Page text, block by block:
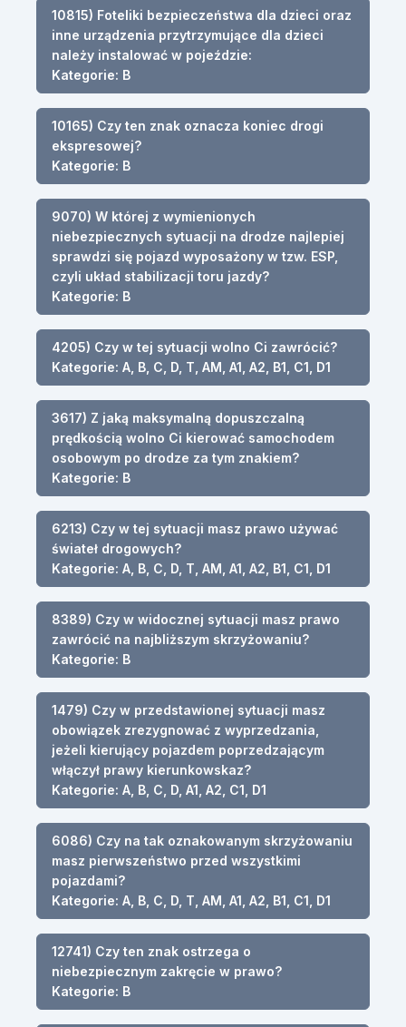
10815) Foteliki bezpieczeństwa dla dzieci oraz
inne urządzenia przytrzymujące dla dzieci
należy instalować w pojeździe:
Kategorie: B
10165) Czy ten znak oznacza koniec drogi
ekspresowej?
Kategorie: B
9070) W której z wymienionych
niebezpiecznych sytuacji na drodze najlepiej
sprawdzi się pojazd wyposażony w tzw. ESP,
czyli układ stabilizacji toru jazdy?
Kategorie: B
4205) Czy w tej sytuacji wolno Ci zawrócić?
Kategorie: A, B, C, D, T, AM, A1, A2, B1, C1, D1
3617) Z jaką maksymalną dopuszczalną
prędkością wolno Ci kierować samochodem
osobowym po drodze za tym znakiem?
Kategorie: B
6213) Czy w tej sytuacji masz prawo używać
świateł drogowych?
Kategorie: A, B, C, D, T, AM, A1, A2, B1, C1, D1
8389) Czy w widocznej sytuacji masz prawo
zawrócić na najbliższym skrzyżowaniu?
Kategorie: B
1479) Czy w przedstawionej sytuacji masz
obowiązek zrezygnować z wyprzedzania,
jeżeli kierujący pojazdem poprzedzającym
włączył prawy kierunkowskaz?
Kategorie: A, B, C, D, A1, A2, C1, D1
6086) Czy na tak oznakowanym skrzyżowaniu
masz pierwszeństwo przed wszystkimi
pojazdami?
Kategorie: A, B, C, D, T, AM, A1, A2, B1, C1, D1
12741) Czy ten znak ostrzega o
niebezpiecznym zakręcie w prawo?
Kategorie: B